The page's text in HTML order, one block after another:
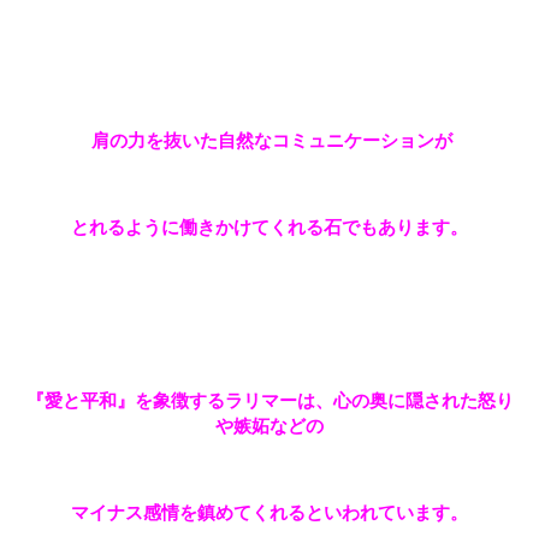
肩の力を抜いた自然なコミュニケーションが
とれるように働きかけてくれる石でもあります。
『愛と平和』を象徴するラリマーは、心の奥に隠された怒り
や嫉妬などの
マイナス感情を鎮めてくれるといわれています。